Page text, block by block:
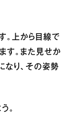
。上から目線で
す。また見せか
なり、その姿勢
。